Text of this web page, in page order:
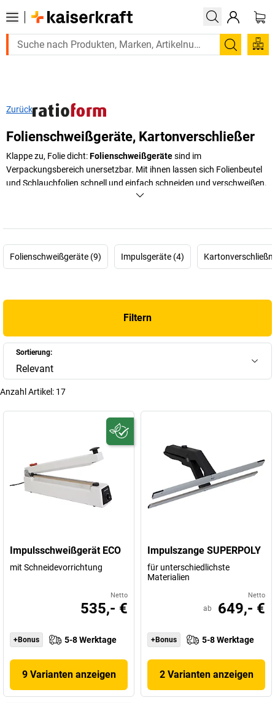
Suchen
Zurück
Folienschweißgeräte, Kartonverschließer
Klappe zu, Folie dicht:Folienschweißgerätesind im
Verpackungsbereich unersetzbar. Mit ihnen lassen sich Folienbeutel
und Schlauchfolien schnell und einfach schneiden und verschweißen.
Suchen Sie sich schnell das passende Modell aus und optimieren Sie
Folienschweißgeräte (9) Impulsgeräte (4)
Filtern
Sortierung:
Relevant
Anzahl Artikel: 17
Impulsschweißgerät ECO
mit Schneidevorrichtung
Netto
535,- €
+Bonus 5-8 Werktage
9 Varianten anzeigen
Impulszange SUPERPOLY
für unterschiedlichste
Materialien
Netto
ab 649,- €
+Bonus 5-8 Werktage
2 Varianten anzeigen